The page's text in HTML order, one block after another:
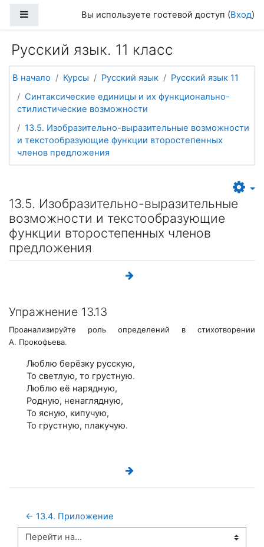
Боковая панельВы используете гостевой доступ (Вход)
Русский язык. 11 класс
В начало Курсы Русский язык
Русский язык 11
Синтаксические единицы и их функционально-
стилистические возможности
13.5. Изобразительно-выразительные возможности
и текстообразующие функции второстепенных
членов предложения
13.5. Изобразительно-выразительные
возможности и текстообразующие
функции второстепенных членов
предложения
Упражнение 13.13
Проанализируйте роль определений в стихотворении
А. Прокофьева.
Люблю берёзку русскую,
То светлую, то грустную.
Люблю её нарядную,
Родную, ненаглядную,
То ясную, кипучую,
То грустную, плакучую.
← 13.4. Приложение
Перейти на...